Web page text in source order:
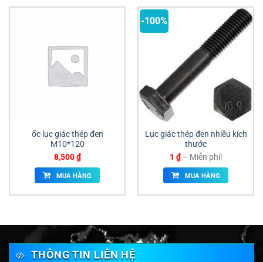
ốc lục giác thép đen
M10*120
8,500₫
MUA HÀNG
-100%
Lục giác thép đen nhiều kích
thước
1 ₫ – Miễn phí!Khoảng
từ
Miễn
MUA HÀNG
THÔNG TIN LIÊN HỆ